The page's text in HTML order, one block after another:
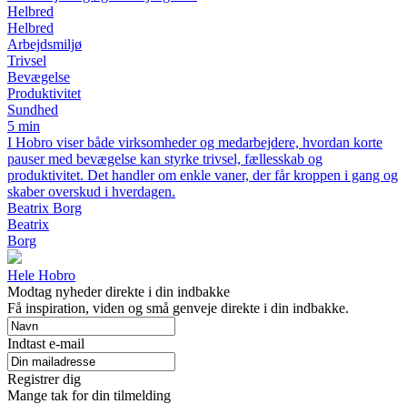
Helbred
Helbred
Arbejdsmiljø
Trivsel
Bevægelse
Produktivitet
Sundhed
5 min
I Hobro viser både virksomheder og medarbejdere, hvordan korte
pauser med bevægelse kan styrke trivsel, fællesskab og
produktivitet. Det handler om enkle vaner, der får kroppen i gang og
skaber overskud i hverdagen.
Beatrix Borg
Beatrix
Borg
Hele Hobro
Modtag nyheder direkte i din indbakke
Få inspiration, viden og små genveje direkte i din indbakke.
Indtast e-mail
Registrer dig
Mange tak for din tilmelding